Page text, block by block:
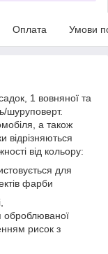
Оплата Умови
1 вовняної та
шуруповерт.
а також
відрізняються
від кольору:
для
фарби
оброблюваної
рисок з